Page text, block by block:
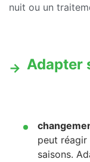
nuit ou un
Adapter
peut
saisons.